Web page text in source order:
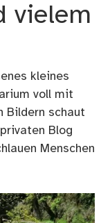
vielem
kleines
voll mit
Bildern schaut
Blog
Menschen